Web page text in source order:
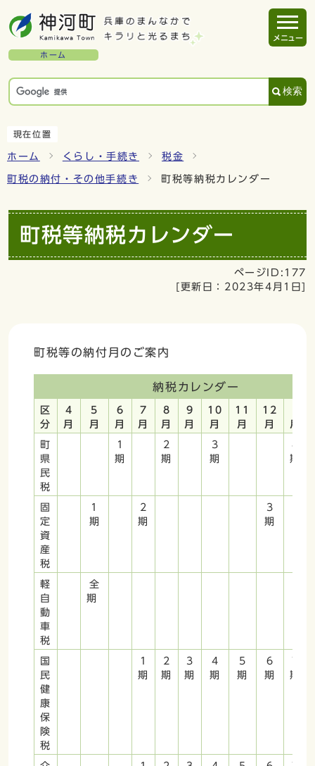
ホーム
検索
メニュー
現在位置
ホーム くらし・手続き 税金
町税の納付・その他手続き 町税等納税カレンダー
町税等納税カレンダー
ページID:177
[更新日： 2023年4月1日]
町税等の納付月のご案内
納税カレンダー
区
分
4
月
5
月
6
月
7
月
8
月
9
月
10
月
11
月
12
月
月
町
県
民
税
1
期
2
期
3
期
4
期
固
定
資
産
税
1
期
2
期
3
期
軽
自
動
車
税
全
期
国
民
健
康
保
険
税
1
期
2
期
3
期
4
期
5
期
6
期
7
期